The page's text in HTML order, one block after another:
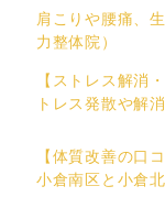
肩こりや腰痛、
力整体院）
【ストレス解消
トレス発散や解
【体質改善の口
小倉南区と小倉北